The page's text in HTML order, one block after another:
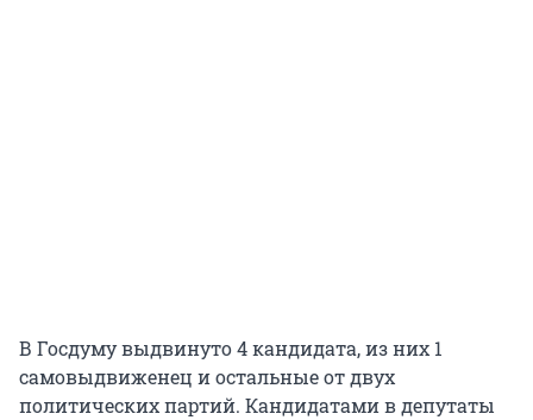
В Госдуму выдвинуто 4 кандидата, из них 1
самовыдвиженец и остальные от двух
политических партий. Кандидатами в депутаты